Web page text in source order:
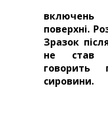
поверхні.
Зразок
не став
говорить
сировини.